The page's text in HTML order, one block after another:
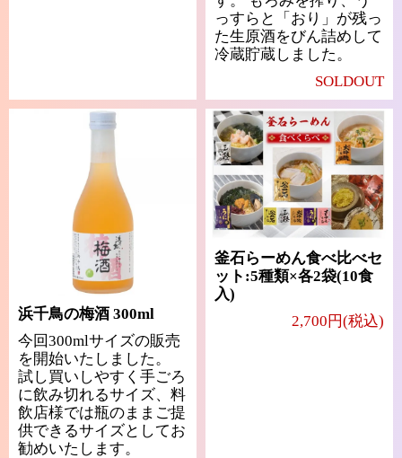
っすらと「おり」が残っ
た生原酒をびん詰めして
冷蔵貯蔵しました。
SOLDOUT
浜千鳥の梅酒 300ml
今回300mlサイズの販売
を開始いたしました。
試し買いしやすく手ごろ
に飲み切れるサイズ、料
飲店様では瓶のままご提
供できるサイズとしてお
勧めいたします。
釜石らーめん食べ比べセ
ット:5種類×各2袋(10食
入)
2,700円(税込)